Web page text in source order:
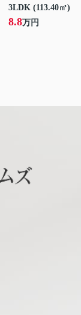
3LDK (113.40㎡)
8.8万円